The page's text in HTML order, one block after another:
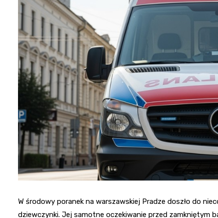
W środowy poranek na warszawskiej Pradze doszło do
dziewczynki. Jej samotne oczekiwanie przed zamkniętym